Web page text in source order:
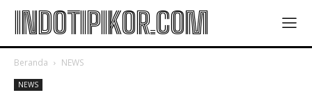
INDOTIPIKOR.COM
Beranda NEWS
NEWS